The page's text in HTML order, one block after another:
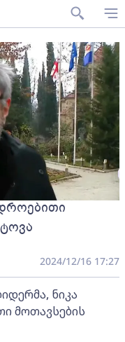
2024/12/16 17:27
ნიკა
მოთავსების